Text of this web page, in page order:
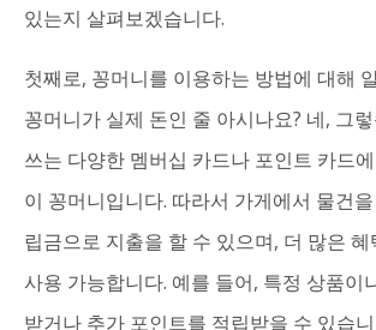
있는지 살펴보겠습니다.
첫째로, 꽁머니를 이용하는 방법에 대해
꽁머니가 실제 돈인 줄 아시나요? 네, 그
쓰는 다양한 멤버십 카드나 포인트 카드
이 꽁머니입니다. 따라서 가게에서 물건
립금으로 지출을 할 수 있으며, 더 많은
사용 가능합니다. 예를 들어, 특정 상품이
받거나 추가 포인트를 적립받을 수 있습